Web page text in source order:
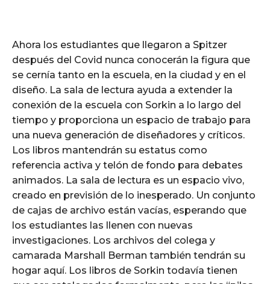
Ahora los estudiantes que llegaron a Spitzer
después del Covid nunca conocerán la figura que
se cernía tanto en la escuela, en la ciudad y en el
diseño. La sala de lectura ayuda a extender la
conexión de la escuela con Sorkin a lo largo del
tiempo y proporciona un espacio de trabajo para
una nueva generación de diseñadores y críticos.
Los libros mantendrán su estatus como
referencia activa y telón de fondo para debates
animados. La sala de lectura es un espacio vivo,
creado en previsión de lo inesperado. Un conjunto
de cajas de archivo están vacías, esperando que
los estudiantes las llenen con nuevas
investigaciones. Los archivos del colega y
camarada Marshall Berman también tendrán su
hogar aquí. Los libros de Sorkin todavía tienen